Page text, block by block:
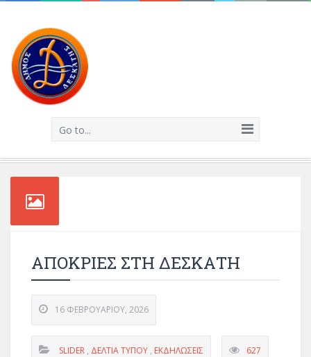
Go to...
ΑΠΟΚΡΙΕΣ ΣΤΗ ΔΕΣΚΑΤΗ
16 ΦΕΒΡΟΥΑΡΊΟΥ, 2026
SLIDER , ΔΕΛΤΊΑ ΤΎΠΟΥ , ΕΚΔΗΛΏΣΕΙΣ 627